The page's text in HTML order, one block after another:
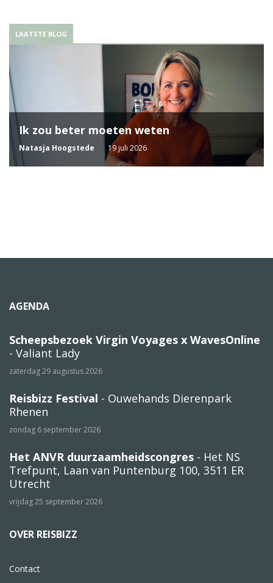
LAATSTE BLOG
Ik zou beter moeten weten
Natasja Hoogstede 19 juli 2026
AGENDA
Scheepsbezoek Virgin Voyages x WavesOnline
- Valiant Lady
zaterdag 29 augustus 2026
Reisbizz Festival - Ouwehands Dierenpark
Rhenen
zondag 6 september 2026
Het ANVR duurzaamheidscongres - Het NS
Trefpunt, Laan van Puntenburg 100, 3511 ER
Utrecht
vrijdag 25 september 2026
OVER REISBIZZ
Contact